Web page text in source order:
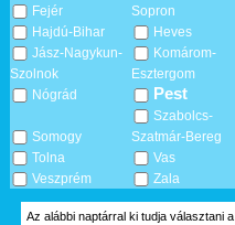
Fejér
Sopron
Hajdú-Bihar
Heves
Jász-Nagykun-
Szolnok
Komárom-
Esztergom
Nógrád
Pest
Somogy
Szabolcs-
Szatmár-Bereg
Tolna
Vas
Veszprém
Zala
Az alábbi naptárral ki tudja választani a